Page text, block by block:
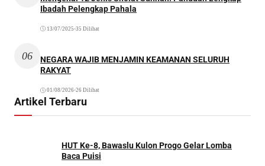
Ibadah Pelengkap Pahala
13/07/2025 •35 Dilihat
06
NEGARA WAJIB MENJAMIN KEAMANAN SELURUH
RAKYAT
01/08/2026•26 Dilihat
Artikel Terbaru
HUT Ke-8, Bawaslu Kulon Progo Gelar Lomba
Baca Puisi